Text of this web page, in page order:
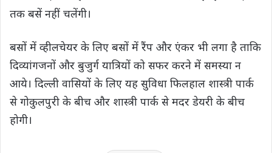
तक बसें नहीं चलेंगी।
बसों में व्हीलचेयर के लिए बसों में रैंप और एंकर भी लगा है ताकि
दिव्यांगजनों और बुजुर्ग यात्रियों को सफर करने में समस्या न
आये। दिल्ली वासियों के लिए यह सुविधा फिलहाल शास्त्री पार्क
से गोकुलपुरी के बीच और शास्त्री पार्क से मदर डेयरी के बीच
होगी।